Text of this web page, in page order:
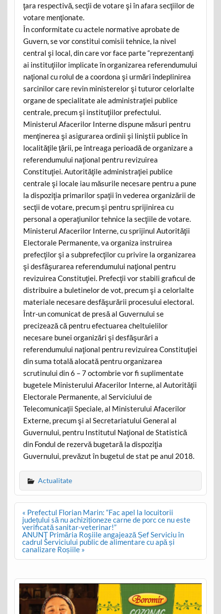
ţara respectivă, secţii de votare şi în afara secţiilor de
votare menţionate.
În conformitate cu actele normative aprobate de
Guvern, se vor constitui comisii tehnice, la nivel
central şi local, din care vor face parte “reprezentanţi
ai instituţiilor implicate în organizarea referendumului
naţional cu rolul de a coordona şi urmări îndeplinirea
sarcinilor care revin ministerelor şi tuturor celorlalte
organe de specialitate ale administraţiei publice
centrale, precum şi instituţiilor prefectului.
Ministerul Afacerilor Interne dispune măsuri pentru
menţinerea şi asigurarea ordinii şi liniştii publice în
localităţile ţării, pe întreaga perioadă de organizare a
referendumului naţional pentru revizuirea
Constituţiei. Autorităţile administraţiei publice
centrale şi locale iau măsurile necesare pentru a pune
la dispoziţia primarilor spaţii în vederea organizării de
secţii de votare, precum şi pentru sprijinirea cu
personal a operaţiunilor tehnice la secţiile de votare.
Ministerul Afacerilor Interne, cu sprijinul Autorităţii
Electorale Permanente, va organiza instruirea
prefecţilor şi a subprefecţilor cu privire la organizarea
şi desfăşurarea referendumului naţional pentru
revizuirea Constituţiei. Prefecţii vor stabili graficul de
distribuire a buletinelor de vot, precum şi a celorlalte
materiale necesare desfăşurării procesului electoral.
Într-un comunicat de presă al Guvernului se
precizează că pentru efectuarea cheltuielilor
necesare bunei organizări şi desfăşurări a
referendumului naţional pentru revizuirea Constituţiei
din suma totală alocată pentru organizarea
scrutinului din 6 – 7 octombrie vor fi suplimentate
bugetele Ministerului Afacerilor Interne, al Autorităţii
Electorale Permanente, al Serviciului de
Telecomunicaţii Speciale, al Ministerului Afacerilor
Externe, precum şi al Secretariatului General al
Guvernului, pentru Institutul Naţional de Statistică
din Fondul de rezervă bugetară la dispoziţia
Guvernului, prevăzut în bugetul de stat pe anul 2018.
Actualitate
Post
navigation
« Prefectul Florian Marin: “Fac apel la locuitorii
județului să nu achiziționeze carne de porc ce nu este
verificată sanitar-veterinar!”
ANUNŢ Primăria Roşiile angajează Șef Serviciu în
cadrul Serviciului public de alimentare cu apă și
canalizare Roșiile »